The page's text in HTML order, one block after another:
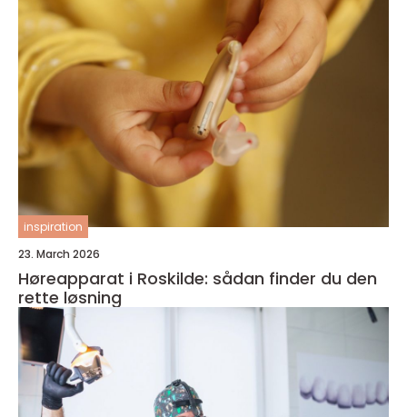
inspiration
23. March 2026
Høreapparat i Roskilde: sådan finder du den
rette løsning